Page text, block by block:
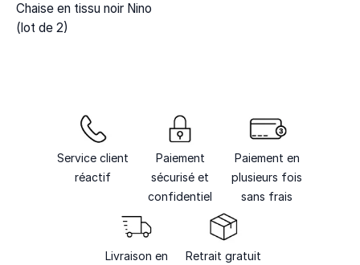
Chaise en tissu noir Nino
(lot de 2)
Service client
réactif
Paiement
sécurisé et
confidentiel
Paiement en
plusieurs fois
sans frais
Livraison en
Retrait gratuit